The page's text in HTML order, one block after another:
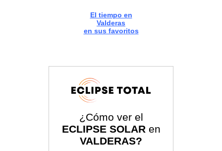
El tiempo en
Valderas
en sus favoritos
¿Cómo ver el
ECLIPSE SOLAR en
VALDERAS?